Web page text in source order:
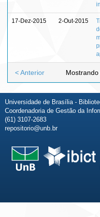
17-Dez-2015 2-Out-2015
< Anterior
Universidade de Brasília -
Coordenadoria de Gestão da
(61) 3107-2683
repositorio@unb.br